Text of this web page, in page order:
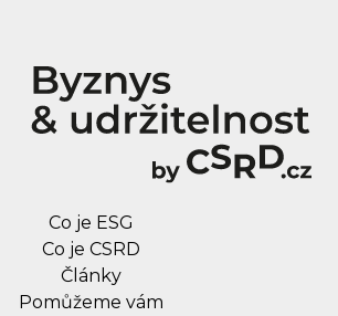
Co je ESG
Co je CSRD
Články
Pomůžeme vám